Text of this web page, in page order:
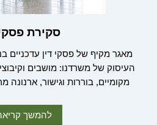
סקירת
מאגר מקיף של פסקי דין עדכניים
העיסוק של משרדנו: מושבים
מקומיים, בוררות וגישור, ארנונה
להמשך